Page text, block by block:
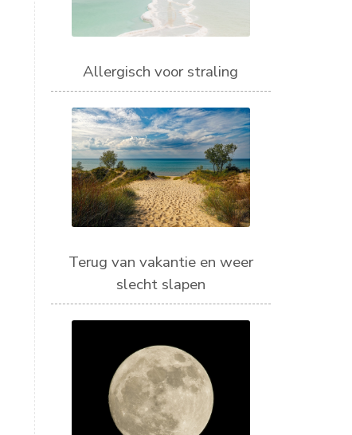
Allergisch voor straling
Terug van vakantie en weer
slecht slapen